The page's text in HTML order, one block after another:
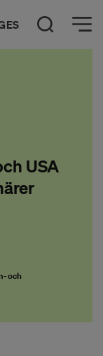
Öppna sök
Öppna meny
USA
och